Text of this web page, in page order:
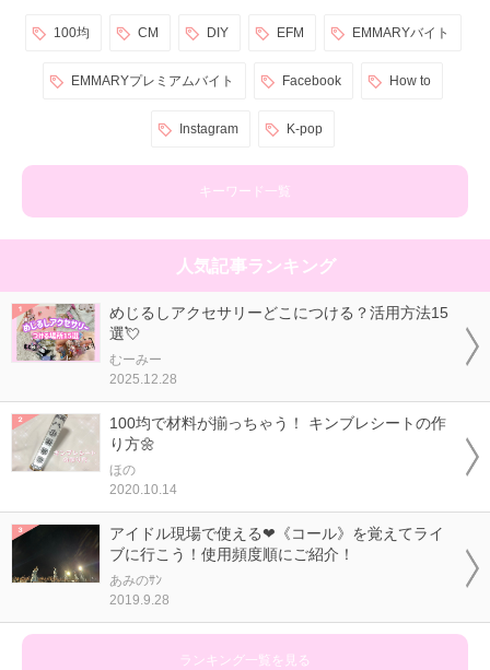
100均 CM DIY EFM EMMARYバイト
EMMARYプレミアムバイト Facebook How to
Instagram K-pop
キーワード一覧
人気記事ランキング
めじるしアクセサリーどこにつける？活用方法15
選💘
むーみー
2025.12.28
100均で材料が揃っちゃう！ キンブレシートの作
り方🌼
ほの
2020.10.14
アイドル現場で使える❤《コール》を覚えてライ
ブに行こう！使用頻度順にご紹介！
あみのｻﾝ
2019.9.28
ランキング一覧を見る